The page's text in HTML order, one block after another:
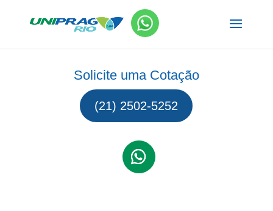
Solicite uma Cotação
(21) 2502-5252